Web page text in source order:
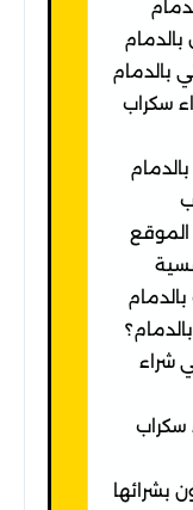
بالدمام
سكراب
شراء
سكراب
بشرائها